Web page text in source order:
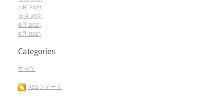
11月 2021
10月 2021
8月 2021
6月 2021
Categories
すべて
RSSフィード